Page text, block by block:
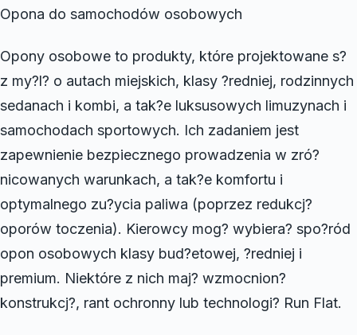
Opona do samochodów osobowych
Opony osobowe to produkty, które projektowane s?
z my?l? o autach miejskich, klasy ?redniej, rodzinnych
sedanach i kombi, a tak?e luksusowych limuzynach i
samochodach sportowych. Ich zadaniem jest
zapewnienie bezpiecznego prowadzenia w zró?
nicowanych warunkach, a tak?e komfortu i
optymalnego zu?ycia paliwa (poprzez redukcj?
oporów toczenia). Kierowcy mog? wybiera? spo?ród
opon osobowych klasy bud?etowej, ?redniej i
premium. Niektóre z nich maj? wzmocnion?
konstrukcj?, rant ochronny lub technologi? Run Flat.